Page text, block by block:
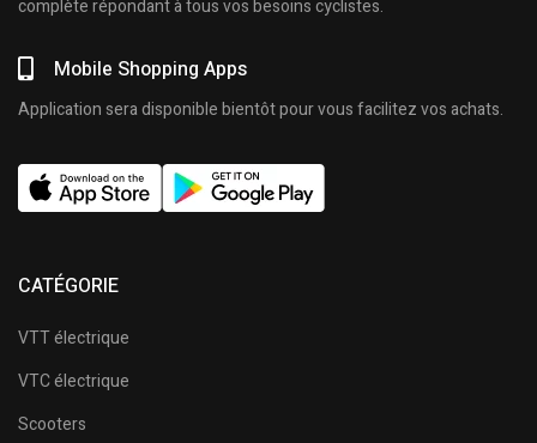
complète répondant à tous vos besoins cyclistes.
Mobile Shopping Apps
Application sera disponible bientôt pour vous facilitez vos achats.
CATÉGORIE
VTT électrique
VTC électrique
Scooters